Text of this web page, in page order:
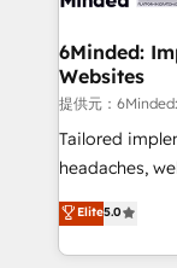
growth. Our
that simplify
turn innovation into
HubSpot
Award: Best
technology for
English, Spanish,
6Minded:
Websites
提供元：
Tailored
headaches,
house team of
developers,
aspects of your HubSpot.
Elite5.0